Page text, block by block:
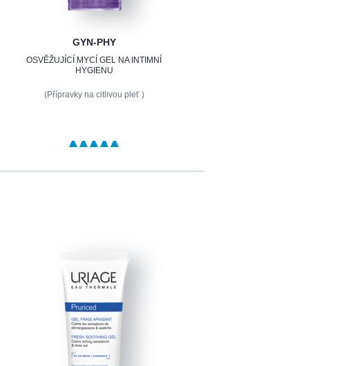
GYN-PHY
OSVĚŽUJÍCÍ MYCÍ GEL NA INTIMNÍ
HYGIENU
(Přípravky na citlivou pleť )